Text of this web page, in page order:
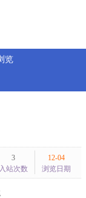
览
3
入站次数
12-04
浏览日期